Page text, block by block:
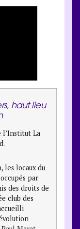
haut lieu
l’Institut La
les locaux du
par
des droits de
club des